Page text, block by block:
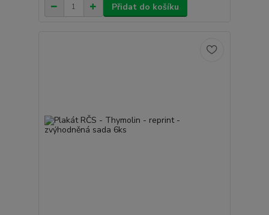
Přidat do košíku